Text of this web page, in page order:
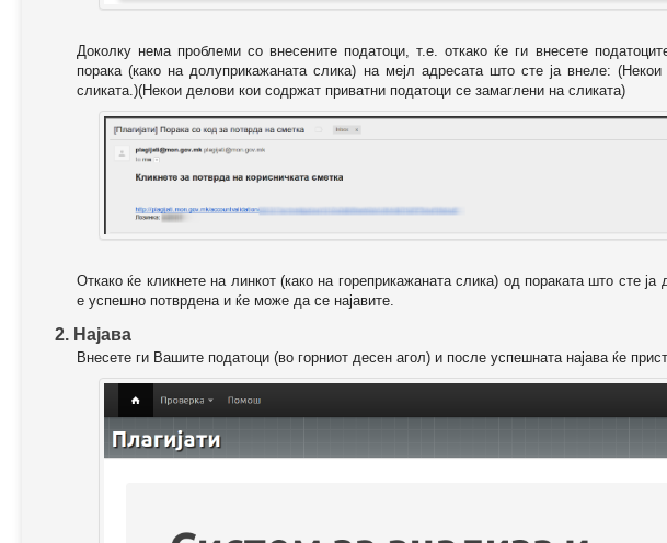
Доколку нема проблеми со внесените податоци, т.е. откако ќе ги внесете
порака (како на долуприкажаната слика) на мејл адресата што сте ја внеле:
сликата.)(Некои делови кои содржат приватни податоци се замаглени на сликата)
Откако ќе кликнете на линкот (како на гореприкажаната слика) од пораката што сте
е успешно потврдена и ќе може да се најавите.
2. Најава
Внесете ги Вашите податоци (во горниот десен агол) и после успешната најава ќе